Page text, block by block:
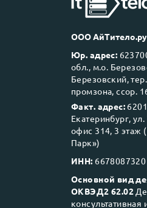
ООО АйТитело.ру
Юр. адрес:
обл., м.о.
Березовский,
промзона, ссор.
Факт. адрес:
Екатеринбург,
офис 314, 3 этаж
Парк»)
ИНН: 6678087320
Основной вид
ОКВЭД2 62.02
консультативная